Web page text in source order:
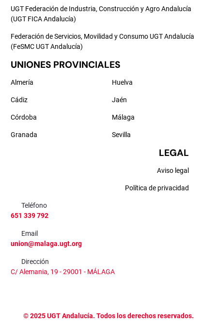
UGT Federación de Industria, Construcción y Agro Andalucía
(UGT FICA Andalucía)
Federación de Servicios, Movilidad y Consumo UGT Andalucía
(FeSMC UGT Andalucía)
UNIONES PROVINCIALES
Almería
Cádiz
Córdoba
Granada
Huelva
Jaén
Málaga
Sevilla
LEGAL
Aviso legal
Política de privacidad
Teléfono
651 339 792
Email
union@malaga.ugt.org
Dirección
C/ Alemania, 19 - 29001 - MÁLAGA
©2025UGT Andalucía. Todos los derechos reservados.